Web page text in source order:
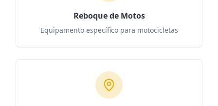
Reboque de Motos
Equipamento específico para motocicletas